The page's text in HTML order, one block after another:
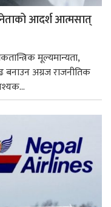
आदर्श आत्मसात्
मूल्यमान्यता,
बनाउन अग्रज राजनीतिक